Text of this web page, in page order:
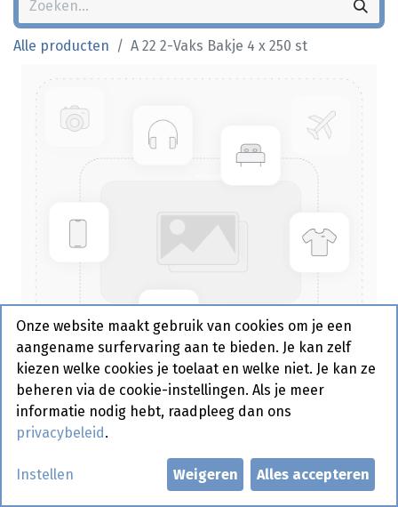
Alle producten A 22 2-Vaks Bakje 4 x 250 st
A 22 2-Vaks Bakje 4 x 250 st
Actief
Onze website maakt gebruik van cookies om je een
aangename surfervaring aan te bieden. Je kan zelf
kiezen welke cookies je toelaat en welke niet. Je kan ze
beheren via de cookie-instellingen. Als je meer
informatie nodig hebt, raadpleeg dan ons
privacybeleid .
Instellen Weigeren Alles accepteren